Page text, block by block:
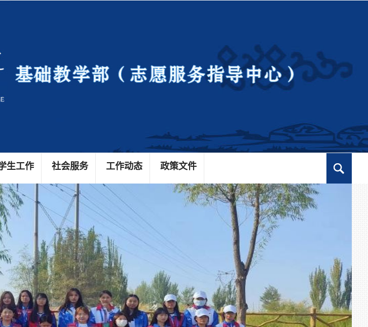
生工作 社会服务 工作动态 政策文件